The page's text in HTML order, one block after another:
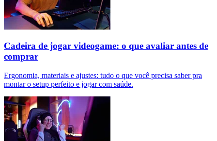
Cadeira de jogar videogame: o que avaliar antes de
comprar
Ergonomia, materiais e ajustes: tudo o que você precisa saber pra
montar o setup perfeito e jogar com saúde.